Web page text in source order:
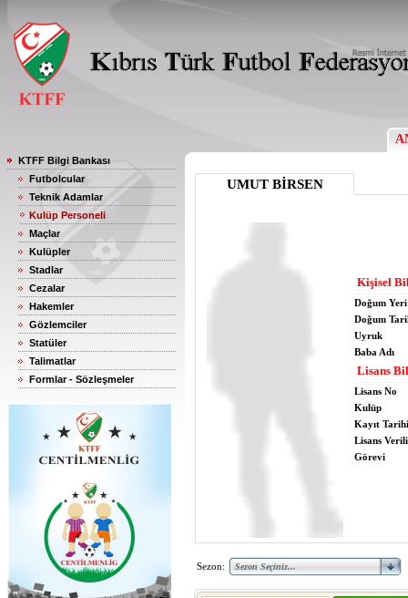
KTFF Bilgi Bankası
Futbolcular
Teknik Adamlar
Kulüp Personeli
Maçlar
Kulüpler
Stadlar
Cezalar
Hakemler
Gözlemciler
Statüler
Talimatlar
Formlar - Sözleşmeler
UMUT BİRSEN
Kişisel
Doğum Yeri
Doğum
Uyruk
Baba Adı
Lisans
Lisans No
Kulüp
Kayıt Tarihi
Lisans
Görevi
Sezon: